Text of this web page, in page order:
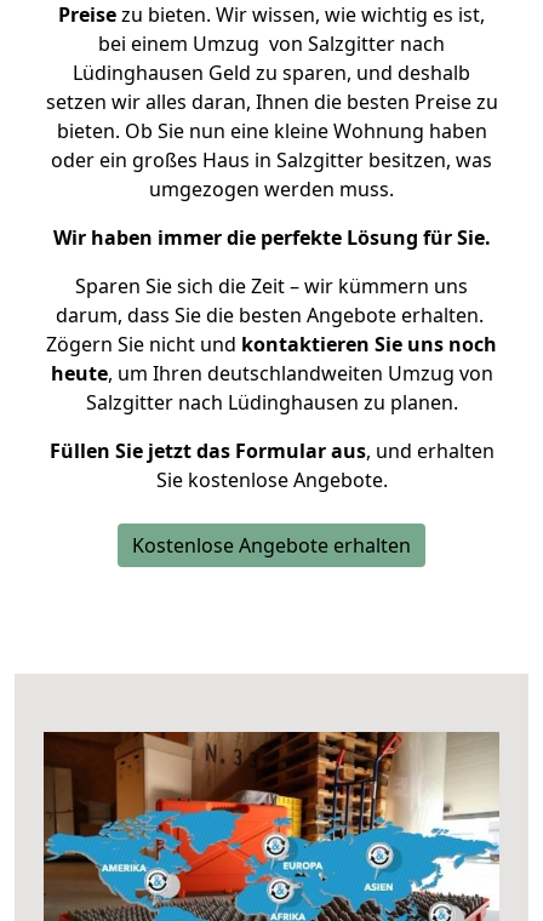
Preisezu bieten. Wir wissen, wie wichtig es ist,
bei einem Umzug von Salzgitter nach
Lüdinghausen Geld zu sparen, und deshalb
setzen wir alles daran, Ihnen die besten Preise zu
bieten. Ob Sie nun eine kleine Wohnung haben
oder ein großes Haus in Salzgitter besitzen, was
umgezogen werden muss.
Wir haben immer die perfekte Lösung für Sie.
Sparen Sie sich die Zeit – wir kümmern uns
darum, dass Sie die besten Angebote erhalten.
Zögern Sie nicht und kontaktieren Sie uns noch
heute, um Ihren deutschlandweiten Umzug von
Salzgitter nach Lüdinghausen zu planen.
Füllen Sie jetzt das Formular aus, und erhalten
Sie kostenlose Angebote.
Kostenlose Angebote erhalten